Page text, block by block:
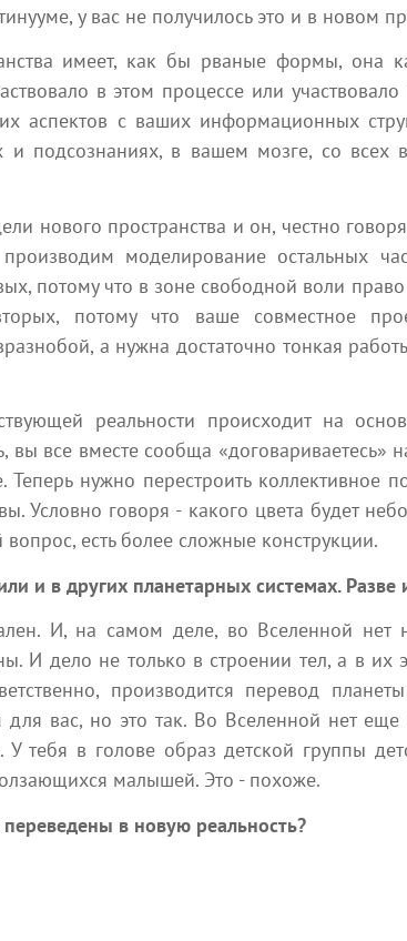
Новых
нуждаются в
— в настоящей
которая видит
всё, что их держит...
СТАТЬ КОНТАКТЕРОМ
гарантия открытия канала
%. НАБОР В
ГРУППУ ОБУЧЕНИЕ ОН-
В УДОБНОМ ДЛЯ ВАС
Посмотреть все
в социальных
у вас не получилось это и в новом
имеет, как бы рваные формы, она
в этом процессе или
аспектов с ваших информационных
и подсознаниях, в вашем мозге, со
нового пространства и он, честно
моделирование остальных
потому что в зоне свободной воли
потому что ваше совместное
а нужна достаточно тонкая
реальности происходит на
вы все вместе сообща «договариваетесь»
нужно перестроить коллективное
Условно говоря - какого цвета будет
есть более сложные конструкции.
и в других планетарных системах. Разве
И, на самом деле, во Вселенной нет
И дело не только в строении тел, а в их
производится перевод
для вас, но это так. Во Вселенной нет
тебя в голове образ детской группы
малышей. Это - похоже.
в новую реальность?